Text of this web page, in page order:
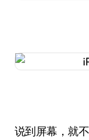
说到屏幕，就